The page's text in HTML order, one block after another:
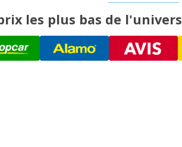
les plus bas de